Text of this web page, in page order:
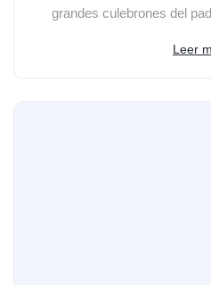
grandes culebrones del
Leer